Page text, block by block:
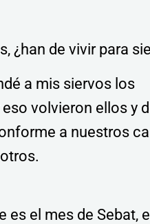
¿han de vivir para
a mis siervos los
volvieron ellos y
a nuestros
el mes de Sebat,